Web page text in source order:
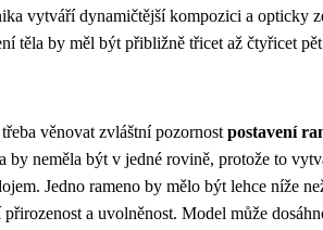
vytváří dynamičtější kompozici a opticky
těla by měl být přibližně třicet až čtyřicet
věnovat zvláštní pozornost postavení
by neměla být v jedné rovině, protože to
Jedno rameno by mělo být lehce níže
a uvolněnost. Model může